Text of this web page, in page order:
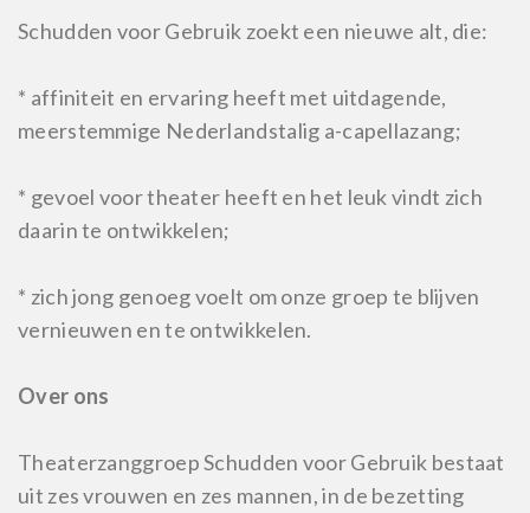
Schudden voor Gebruik zoekt een nieuwe alt, die:
* affiniteit en ervaring heeft met uitdagende,
meerstemmige Nederlandstalig a-capellazang;
* gevoel voor theater heeft en het leuk vindt zich
daarin te ontwikkelen;
* zich jong genoeg voelt om onze groep te blijven
vernieuwen en te ontwikkelen.
Over ons
Theaterzanggroep Schudden voor Gebruik bestaat
uit zes vrouwen en zes mannen, in de bezetting